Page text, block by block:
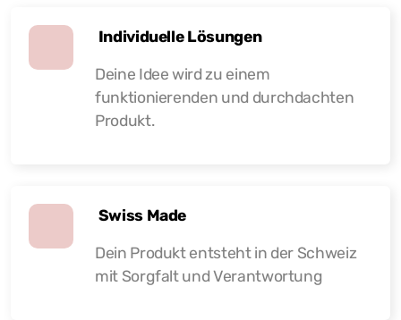
Individuelle Lösungen
Deine Idee wird zu einem
funktionierenden und durchdachten
Produkt.
Swiss Made
Dein Produkt entsteht in der Schweiz
mit Sorgfalt und Verantwortung